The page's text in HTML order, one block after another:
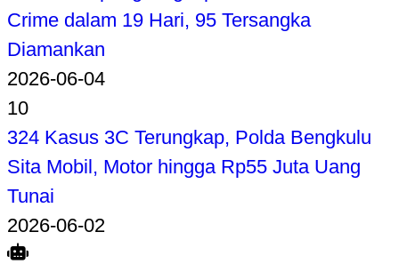
Crime dalam 19 Hari, 95 Tersangka
Diamankan
2026-06-04
10
324 Kasus 3C Terungkap, Polda Bengkulu
Sita Mobil, Motor hingga Rp55 Juta Uang
Tunai
2026-06-02